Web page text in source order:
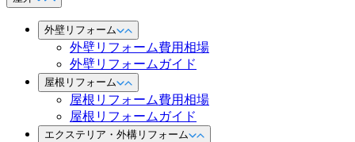
外壁リフォーム
外壁リフォーム費用相場
外壁リフォームガイド
屋根リフォーム
屋根リフォーム費用相場
屋根リフォームガイド
エクステリア・外構リフォーム